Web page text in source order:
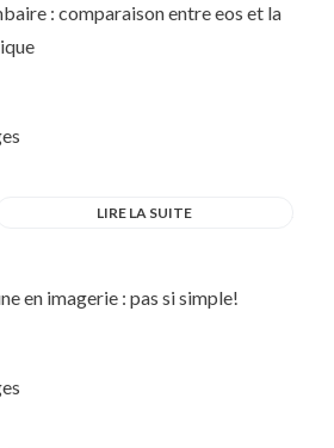
: comparaison entre eos et la
LIRE LA SUITE
en imagerie : pas si simple!